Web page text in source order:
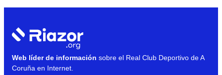
Web líder de información sobre el Real Club Deportivo de A
Coruña en Internet.